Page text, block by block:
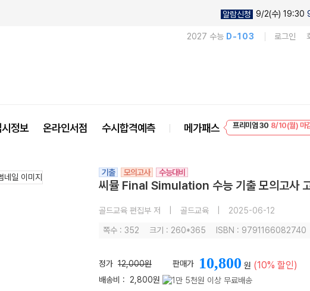
알람신청 9/2(수) 19:30
2027 수능 D-103 로그인
시정보 온라인서점 수시합격예측 메가패스
EVENT 8/10(월) 마감
기출 모의고사 수능대비
씨뮬 Final Simulation 수능 기출 모의고사
골드교육 편집부 저 골드교육 2025-06-12
쪽수 : 352 크기 : 260*365 ISBN : 9791166082740
정가 12,000원 판매가 10,800 원 (10% 할인)
배송비 : 2,800원